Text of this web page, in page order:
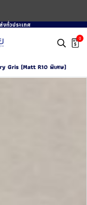
งทั่วประเทศ
0
Gris (Matt R10 พิเศษ)